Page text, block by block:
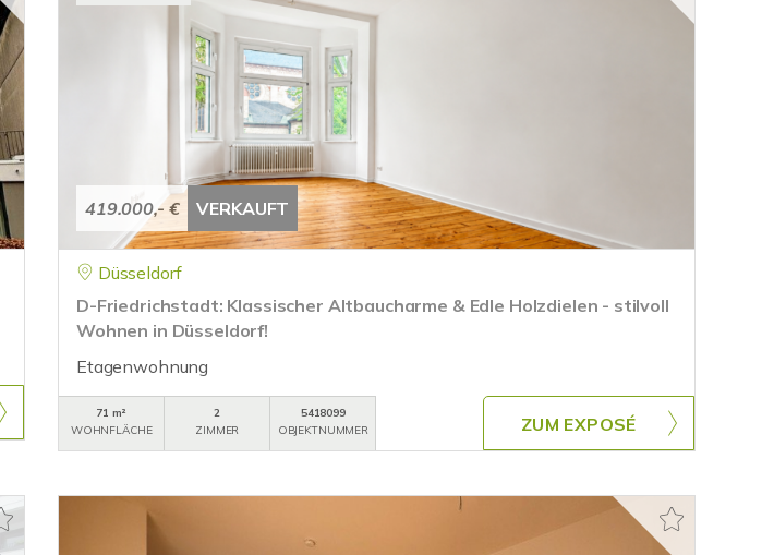
419.000,- € VERKAUFT
Düsseldorf
D-Friedrichstadt: Klassischer Altbaucharme & Edle Holzdielen - stilvoll
Wohnen in Düsseldorf!
Etagenwohnung
71 m²
WOHNFLÄCHE
2
ZIMMER
5418099
OBJEKTNUMMER
ZUM EXPOSÉ